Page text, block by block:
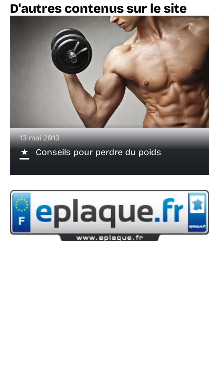
D'autres contenus sur le site
13 mai 2013
Conseils pour perdre du poids